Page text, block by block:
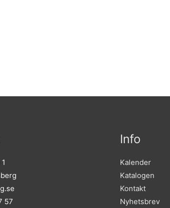
57
Info
Kalender
Katalogen
Kontakt
Nyhetsbrev